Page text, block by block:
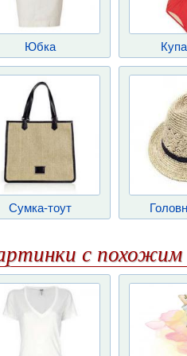
Юбка
Сумка-тоут
с похожим